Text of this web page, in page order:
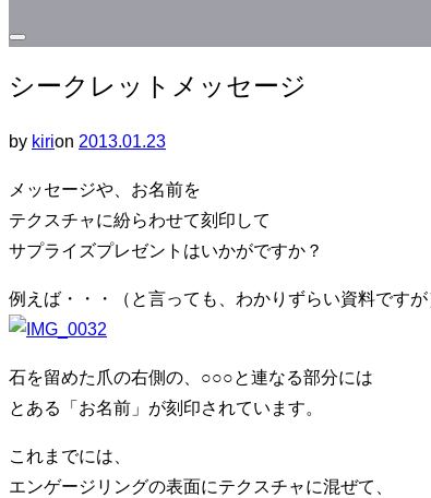
サ
イ
バ
と
ナ
ビ
ゲ
ー
ョ
ン
を
切
シークレットメッセージ
by kirion 投
日:
2013.01.23
メッセージや、お名前を
テクスチャに紛らわせて刻印して
サプライズプレゼントはいかがですか？
例えば・・・（と言っても、わかりずらい資料ですが
石を留めた爪の右側の、○○○と連なる部分には
とある「お名前」が刻印されています。
これまでには、
エンゲージリングの表面にテクスチャに混ぜて、